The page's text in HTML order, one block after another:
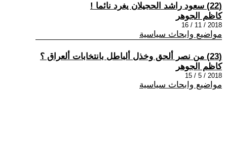
(22) سعود راشد الحجيلان يغرد نائما !
كاظم الجوهر
2018 / 11 / 16
مواضيع وابحاث سياسية
(23) من نصر ألحق وخذل ألباطل بانتخابات ألعراق ؟
كاظم الجوهر
2018 / 5 / 15
مواضيع وابحاث سياسية